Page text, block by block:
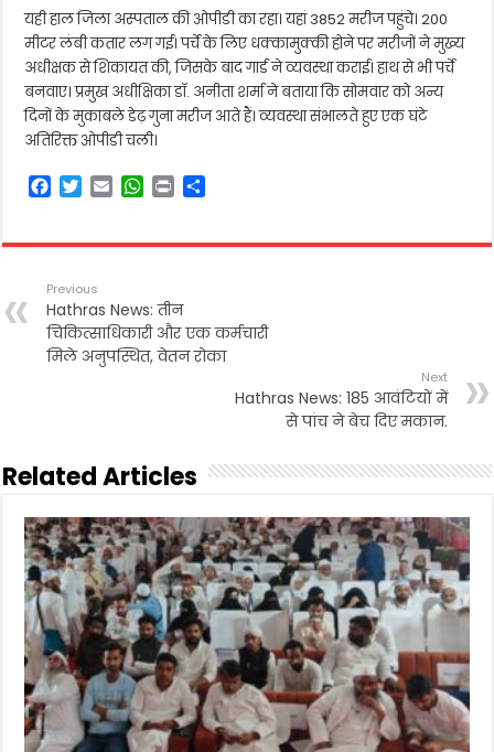
यही हाल जिला अस्पताल की ओपीडी का रहा। यहां 3852 मरीज पहुंचे। 200
मीटर लंबी कतार लग गई। पर्चे के लिए धक्कामुक्की होने पर मरीजों ने मुख्य
अधीक्षक से शिकायत की, जिसके बाद गार्ड ने व्यवस्था कराई। हाथ से भी पर्चे
बनवाए। प्रमुख अधीक्षिका डॉ. अनीता शर्मा ने बताया कि सोमवार को अन्य
दिनों के मुकाबले डेढ़ गुना मरीज आते हैं। व्यवस्था संभालते हुए एक घंटे
अतिरिक्त ओपीडी चली।
F
e
o
o
k
T
t
e
r
E
i
W
t
p
p
P
n
r
Previous
Hathras News: तीन
चिकित्साधिकारी और एक कर्मचारी
मिले अनुपस्थित, वेतन रोका
Next
Hathras News: 185 आवंटियों में
से पांच ने बेच दिए मकान.
Related Articles